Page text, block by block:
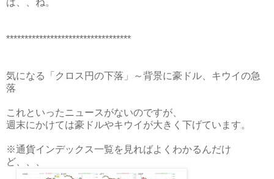
**********************************
気になる「クロス円の下落」～背景に豪ドル、キウイの急
落
これといったニュースがないのですが、
週末にかけては豪ドルやキウイが大きく下げています。
※通貨インデックス一覧を見ればよくわかるんだけ
ど、、、